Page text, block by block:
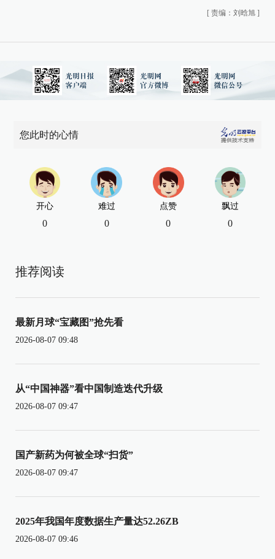
[ 责编：刘晗旭 ]
您此时的心情
开心
0
难过
0
点赞
0
飘过
0
推荐阅读
最新月球“宝藏图”抢先看
2026-08-07 09:48
从“中国神器”看中国制造迭代升级
2026-08-07 09:47
国产新药为何被全球“扫货”
2026-08-07 09:47
2025年我国年度数据生产量达52.26ZB
2026-08-07 09:46